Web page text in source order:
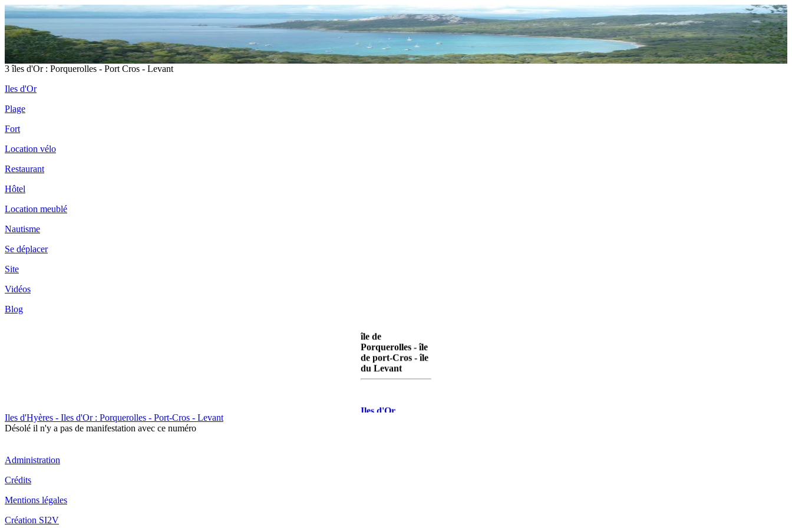
3 îles d'Or : Porquerolles - Port Cros - Levant
Iles d'Or
Plage
Fort
Location vélo
Restaurant
Hôtel
Location meublé
Nautisme
Se déplacer
Site
Vidéos
Blog
île de
Porquerolles - île
de port-Cros - île
du Levant
Iles d'Or
Iles d'Hyères - Iles d'Or : Porquerolles - Port-Cros - Levant
Désolé il n'y a pas de manifestation avec ce numéro
Administration
Crédits
Mentions légales
Création SI2V